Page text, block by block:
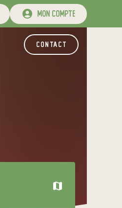
mon compte
contact